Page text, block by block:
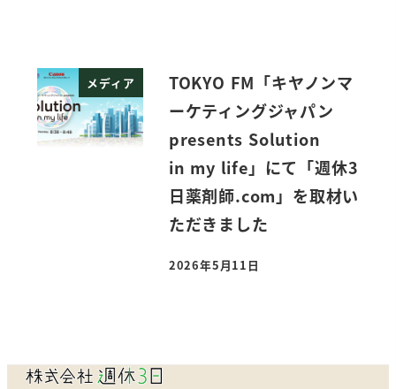
メディア
TOKYO FM「キヤノンマ
ーケティングジャパン
presents Solution
in my life」にて「週休3
日薬剤師.com」を取材い
ただきました
投稿日
2026年5月11日